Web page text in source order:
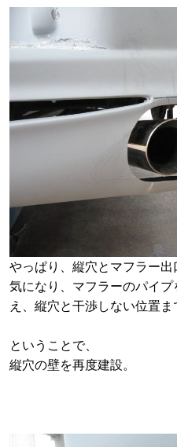
やっぱり、縦穴とマフラー
気になり、マフラーのパイ
え、縦穴と干渉しない位置ま
ということで、
縦穴の壁を再度建設。